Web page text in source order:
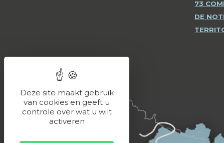
73
DE
Deze site maakt gebruik
van cookies en geeft u
controle over wat u wilt
activeren